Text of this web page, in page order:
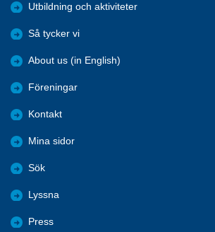
Utbildning och aktiviteter
Så tycker vi
About us (in English)
Föreningar
Kontakt
Mina sidor
Sök
Lyssna
Press